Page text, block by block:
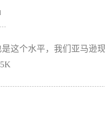
这个水平，我们亚马逊